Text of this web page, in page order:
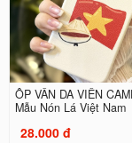
ỐP VÂN DA VIỀN
Mẫu Nón Lá Việt Nam
28.000 đ